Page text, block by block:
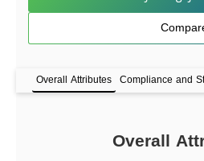
Overall Attributes Compliance and
Overall